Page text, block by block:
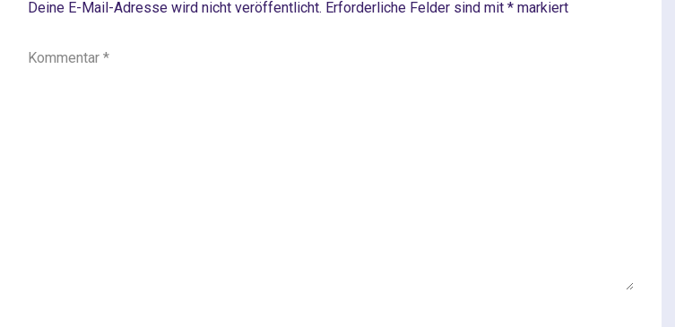
Deine E-Mail-Adresse wird nicht veröffentlicht. Erforderliche Felder sind mit *markiert
Kommentar *